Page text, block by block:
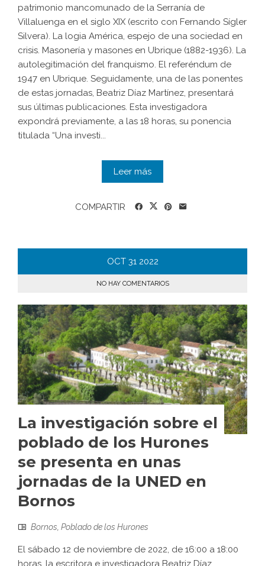
patrimonio mancomunado de la Serranía de
Villaluenga en el siglo XIX (escrito con Fernando Sígler
Silvera). La logia América, espejo de una sociedad en
crisis. Masonería y masones en Ubrique (1882-1936). La
autolegitimación del franquismo. El referéndum de
1947 en Ubrique. Seguidamente, una de las ponentes
de estas jornadas, Beatriz Díaz Martínez, presentará
sus últimas publicaciones. Esta investigadora
expondrá previamente, a las 18 horas, su ponencia
titulada “Una investi...
Leer más
COMPARTIR
OCT 31 2022
NO HAY COMENTARIOS
La investigación sobre el
poblado de los Hurones
se presenta en unas
jornadas de la UNED en
Bornos
Bornos Poblado de los Hurones
El sábado 12 de noviembre de 2022, de 16:00 a 18:00
horas, la escritora e investigadora Beatriz Díaz